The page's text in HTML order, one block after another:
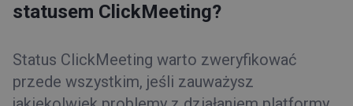
statusem ClickMeeting?
Status ClickMeeting warto zweryfikować
przede wszystkim, jeśli zauważysz